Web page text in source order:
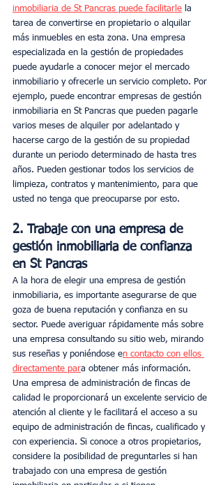
inmobiliaria de St Pancras puede facilitarle la
tarea de convertirse en propietario o alquilar
más inmuebles en esta zona. Una empresa
especializada en la gestión de propiedades
puede ayudarle a conocer mejor el mercado
inmobiliario y ofrecerle un servicio completo. Por
ejemplo, puede encontrar empresas de gestión
inmobiliaria en St Pancras que pueden pagarle
varios meses de alquiler por adelantado y
hacerse cargo de la gestión de su propiedad
durante un periodo determinado de hasta tres
años. Pueden gestionar todos los servicios de
limpieza, contratos y mantenimiento, para que
usted no tenga que preocuparse por esto.
2. Trabaje con una empresa de
gestión inmobiliaria de confianza
en St Pancras
A la hora de elegir una empresa de gestión
inmobiliaria, es importante asegurarse de que
goza de buena reputación y confianza en su
sector. Puede averiguar rápidamente más sobre
una empresa consultando su sitio web, mirando
sus reseñas y poniéndose en contacto con ellos
directamente para obtener más información.
Una empresa de administración de fincas de
calidad le proporcionará un excelente servicio de
atención al cliente y le facilitará el acceso a su
equipo de administración de fincas, cualificado y
con experiencia. Si conoce a otros propietarios,
considere la posibilidad de preguntarles si han
trabajado con una empresa de gestión